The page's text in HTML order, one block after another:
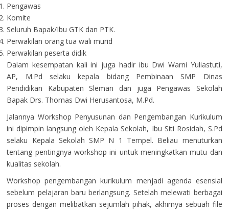
Pengawas
Komite
Seluruh Bapak/Ibu GTK dan PTK.
Perwakilan orang tua wali murid
Perwakilan peserta didik
Dalam kesempatan kali ini juga hadir ibu Dwi Warni Yuliastuti,
AP, M.Pd selaku kepala bidang Pembinaan SMP Dinas
Pendidikan Kabupaten Sleman dan juga Pengawas Sekolah
Bapak Drs. Thomas Dwi Herusantosa, M.Pd.
Jalannya Workshop Penyusunan dan Pengembangan Kurikulum
ini dipimpin langsung oleh Kepala Sekolah, Ibu Siti Rosidah, S.Pd
selaku Kepala Sekolah SMP N 1 Tempel. Beliau menuturkan
tentang pentingnya workshop ini untuk meningkatkan mutu dan
kualitas sekolah.
Workshop pengembangan kurikulum menjadi agenda esensial
sebelum pelajaran baru berlangsung. Setelah melewati berbagai
proses dengan melibatkan sejumlah pihak, akhirnya sebuah file